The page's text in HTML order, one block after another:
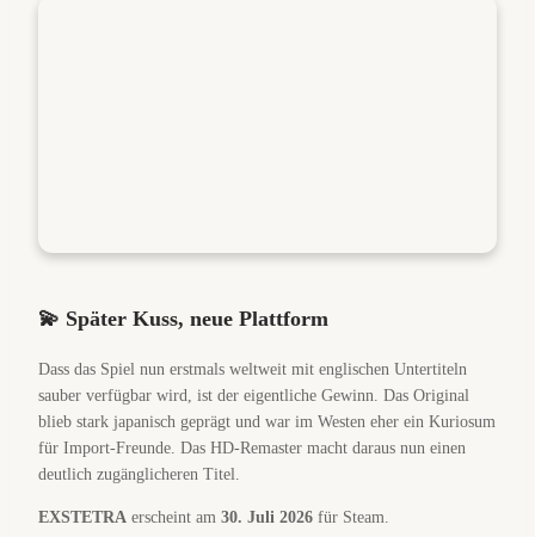
💫 Später Kuss, neue Plattform
Dass das Spiel nun erstmals weltweit mit englischen Untertiteln
sauber verfügbar wird, ist der eigentliche Gewinn. Das Original
blieb stark japanisch geprägt und war im Westen eher ein Kuriosum
für Import-Freunde. Das HD-Remaster macht daraus nun einen
deutlich zugänglicheren Titel.
EXSTETRA erscheint am 30. Juli 2026 für Steam.